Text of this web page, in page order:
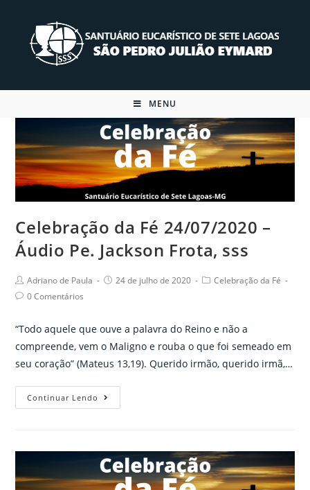
content
MENU
Celebração da Fé 24/07/2020 –
Áudio Pe. Jackson Frota, sss
Post
author:
Adriano de Paula
Post24 de julho de 2020
PostCelebração da Fé
Post0 Comentários
“Todo aquele que ouve a palavra do Reino e não a
compreende, vem o Maligno e rouba o que foi semeado em
seu coração” (Mateus 13,19). Querido irmão, querido irmã,…
Continuar Lendo
da
–
Áudio